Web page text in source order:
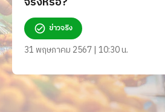
ข่าวจริง
31 พฤษภาคม 2567 | 10:30 น.